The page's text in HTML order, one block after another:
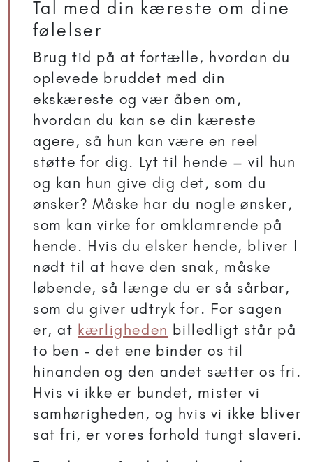
Tal med din kæreste om dine
følelser
Brug tid på at fortælle, hvordan du
oplevede bruddet med din
ekskæreste og vær åben om,
hvordan du kan se din kæreste
agere, så hun kan være en reel
støtte for dig. Lyt til hende – vil hun
og kan hun give dig det, som du
ønsker? Måske har du nogle ønsker,
som kan virke for omklamrende på
hende. Hvis du elsker hende, bliver I
nødt til at have den snak, måske
løbende, så længe du er så sårbar,
som du giver udtryk for. For sagen
er, at kærligheden billedligt står på
to ben - det ene binder os til
hinanden og den andet sætter os fri.
Hvis vi ikke er bundet, mister vi
samhørigheden, og hvis vi ikke bliver
sat fri, er vores forhold tungt slaveri.